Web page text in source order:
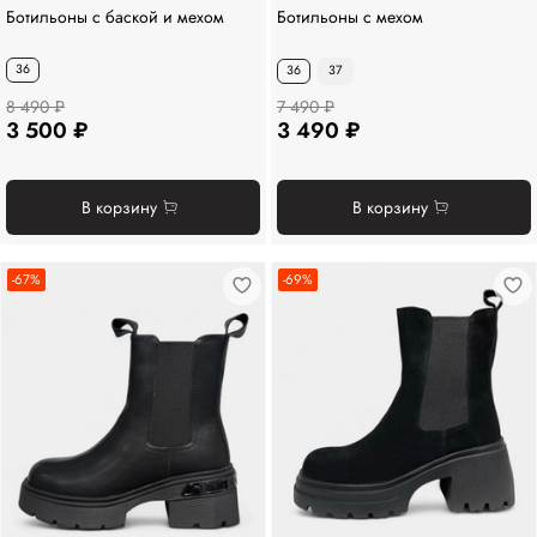
Ботильоны с баской и мехом
36
8 490 ₽
3 500 ₽
В корзину
Ботильоны с мехом
36 37
7 490 ₽
3 490 ₽
В корзину
-67% -69%